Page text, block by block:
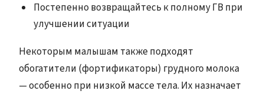
Постепенно возвращайтесь к полному ГВ при
улучшении ситуации
Некоторым малышам также подходят
обогатители (фортификаторы) грудного молока
— особенно при низкой массе тела. Их назначает